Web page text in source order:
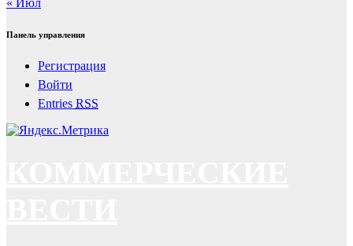
« Июл
Панель управления
Регистрация
Войти
Entries RSS